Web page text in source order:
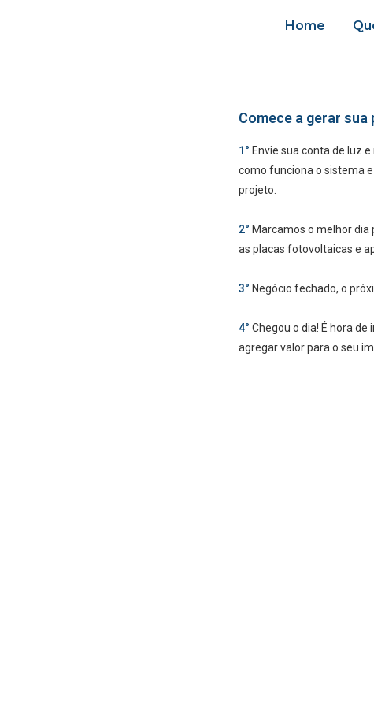
Home
Comece a gerar
1° Envie sua conta de luz
como funciona o sistema
projeto.
2° Marcamos o melhor
as placas fotovoltaicas e
3° Negócio fechado, o
4° Chegou o dia! É hora
agregar valor para o seu